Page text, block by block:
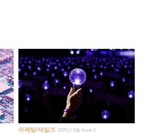
마케팅/세일즈 2026년 8월 Issue 1